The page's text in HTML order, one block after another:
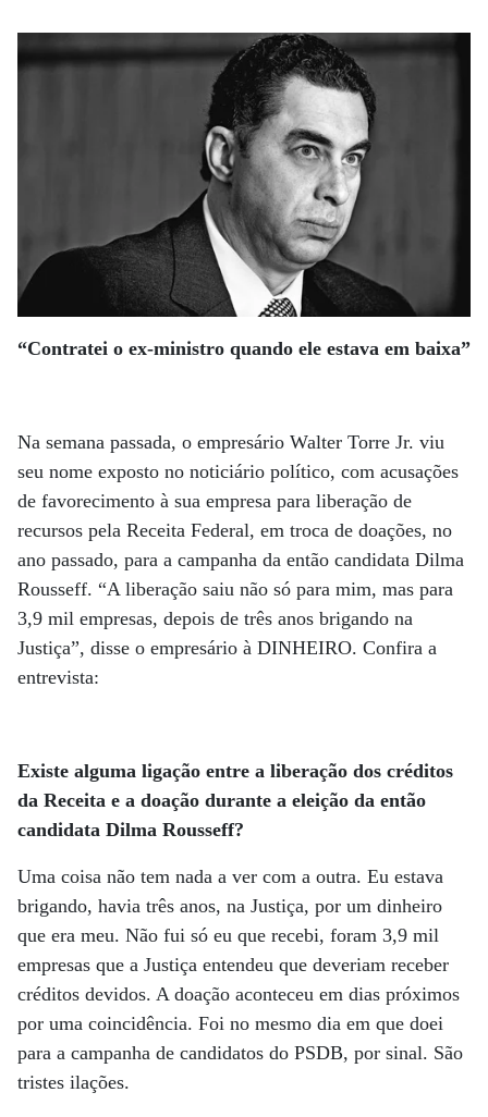
“Contratei o ex-ministro quando ele estava em baixa”
Na semana passada, o empresário Walter Torre Jr. viu
seu nome exposto no noticiário político, com acusações
de favorecimento à sua empresa para liberação de
recursos pela Receita Federal, em troca de doações, no
ano passado, para a campanha da então candidata Dilma
Rousseff. “A liberação saiu não só para mim, mas para
3,9 mil empresas, depois de três anos brigando na
Justiça”, disse o empresário à DINHEIRO. Confira a
entrevista:
Existe alguma ligação entre a liberação dos créditos
da Receita e a doação durante a eleição da então
candidata Dilma Rousseff?
Uma coisa não tem nada a ver com a outra. Eu estava
brigando, havia três anos, na Justiça, por um dinheiro
que era meu. Não fui só eu que recebi, foram 3,9 mil
empresas que a Justiça entendeu que deveriam receber
créditos devidos. A doação aconteceu em dias próximos
por uma coincidência. Foi no mesmo dia em que doei
para a campanha de candidatos do PSDB, por sinal. São
tristes ilações.